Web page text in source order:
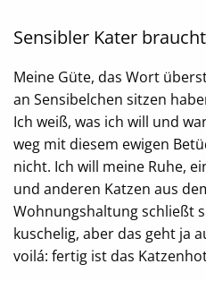
Sensibler Kater
Meine Güte, das Wort
an Sensibelchen sitzen
Ich weiß, was ich will und
weg mit diesem ewigen
nicht. Ich will meine Ruhe,
und anderen Katzen aus
Wohnungshaltung schließt
kuschelig, aber das geht ja
voilá: fertig ist das
1 Jahr
EXTERNE MEDIEN
Um Inhalte von
Kartendiensten
diesen externen
OpenStreetMap
Anbieter: